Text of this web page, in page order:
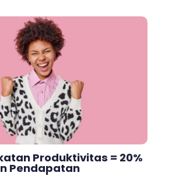
Produktivitas = 20%
Pendapatan